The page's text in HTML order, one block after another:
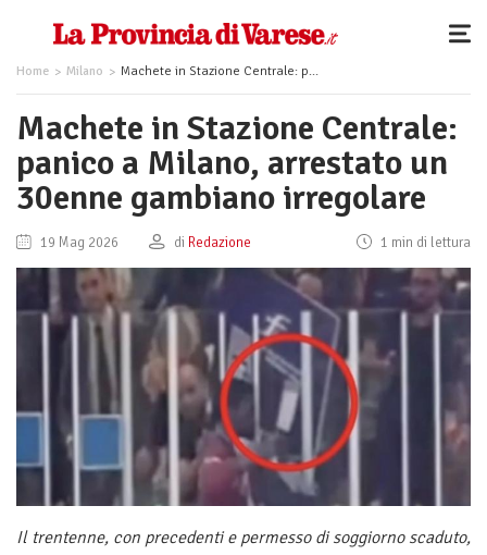
Home Milano Machete in Stazione Centrale: panico a Milano, arrestato un 30enne gambiano irregolare
Machete in Stazione Centrale:
panico a Milano, arrestato un
30enne gambiano irregolare
19 Mag 2026 di Redazione 1 min di lettura
Il trentenne, con precedenti e permesso di soggiorno scaduto,